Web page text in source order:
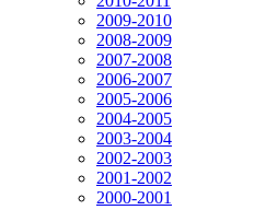
2009-2010
2008-2009
2007-2008
2006-2007
2005-2006
2004-2005
2003-2004
2002-2003
2001-2002
2000-2001